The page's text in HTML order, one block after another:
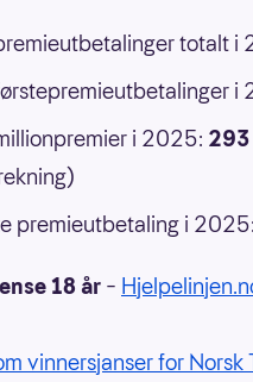
totalt i
i
i 2025: 293
premieutbetaling i 2025:
18 år –
vinnersjanser for